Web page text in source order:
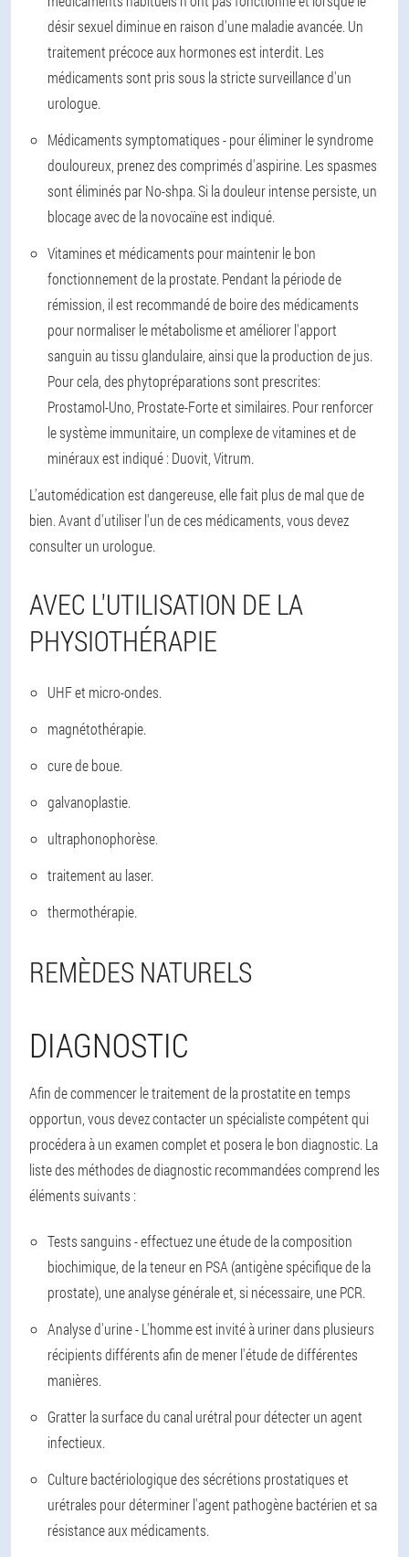
désir sexuel diminue en raison d'une maladie avancée. Un
traitement précoce aux hormones est interdit. Les
médicaments sont pris sous la stricte surveillance d'un
urologue.
Médicaments symptomatiques - pour éliminer le syndrome
douloureux, prenez des comprimés d'aspirine. Les spasmes
sont éliminés par No-shpa. Si la douleur intense persiste, un
blocage avec de la novocaïne est indiqué.
Vitamines et médicaments pour maintenir le bon
fonctionnement de la prostate. Pendant la période de
rémission, il est recommandé de boire des médicaments
pour normaliser le métabolisme et améliorer l'apport
sanguin au tissu glandulaire, ainsi que la production de jus.
Pour cela, des phytopréparations sont prescrites:
Prostamol-Uno, Prostate-Forte et similaires. Pour renforcer
le système immunitaire, un complexe de vitamines et de
minéraux est indiqué : Duovit, Vitrum.
L'automédication est dangereuse, elle fait plus de mal que de
bien. Avant d'utiliser l'un de ces médicaments, vous devez
consulter un urologue.
AVEC L'UTILISATION DE LA
PHYSIOTHÉRAPIE
UHF et micro-ondes.
magnétothérapie.
cure de boue.
galvanoplastie.
ultraphonophorèse.
traitement au laser.
thermothérapie.
REMÈDES NATURELS
DIAGNOSTIC
Afin de commencer le traitement de la prostatite en temps
opportun, vous devez contacter un spécialiste compétent qui
procédera à un examen complet et posera le bon diagnostic. La
liste des méthodes de diagnostic recommandées comprend les
éléments suivants :
Tests sanguins - effectuez une étude de la composition
biochimique, de la teneur en PSA (antigène spécifique de la
prostate), une analyse générale et, si nécessaire, une PCR.
Analyse d'urine - L'homme est invité à uriner dans plusieurs
récipients différents afin de mener l'étude de différentes
manières.
Gratter la surface du canal urétral pour détecter un agent
infectieux.
Culture bactériologique des sécrétions prostatiques et
urétrales pour déterminer l'agent pathogène bactérien et sa
résistance aux médicaments.